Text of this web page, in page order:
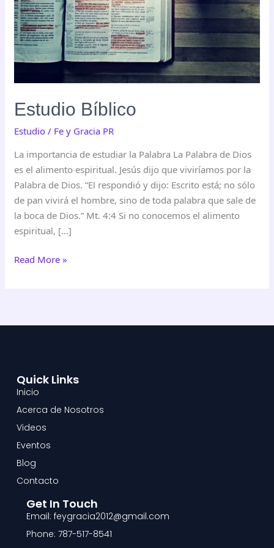
Estudio Bíblico
Estudio / Fe y Gracia PR
La importancia de estudiar la Palabra La Palabra de Dios
es el alimento espiritual. Jesús dijo que viviríamos por la
Palabra de Dios. “El respondió y dijo: Escrito está; no sólo
de pan vivirá el hombre, sino de toda palabra que sale de
la boca de Dios.” Mt. 4:4 Si no conocemos el alimento
espiritual, […]
Read More »
Quick Links
Inicio
Acerca de Nosotros
Videos
Eventos
Blog
Contacto
Get In Touch
Email: feygracia2012@gmail.com
Phone: 787-517-8541